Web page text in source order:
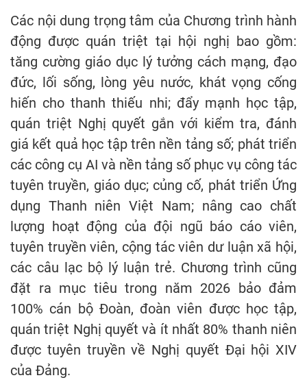
Các nội dung trọng tâm của Chương trình hành
động được quán triệt tại hội nghị bao gồm:
tăng cường giáo dục lý tưởng cách mạng, đạo
đức, lối sống, lòng yêu nước, khát vọng cống
hiến cho thanh thiếu nhi; đẩy mạnh học tập,
quán triệt Nghị quyết gắn với kiểm tra, đánh
giá kết quả học tập trên nền tảng số; phát triển
các công cụ AI và nền tảng số phục vụ công tác
tuyên truyền, giáo dục; củng cố, phát triển Ứng
dụng Thanh niên Việt Nam; nâng cao chất
lượng hoạt động của đội ngũ báo cáo viên,
tuyên truyền viên, cộng tác viên dư luận xã hội,
các câu lạc bộ lý luận trẻ. Chương trình cũng
đặt ra mục tiêu trong năm 2026 bảo đảm
100% cán bộ Đoàn, đoàn viên được học tập,
quán triệt Nghị quyết và ít nhất 80% thanh niên
được tuyên truyền về Nghị quyết Đại hội XIV
của Đảng.